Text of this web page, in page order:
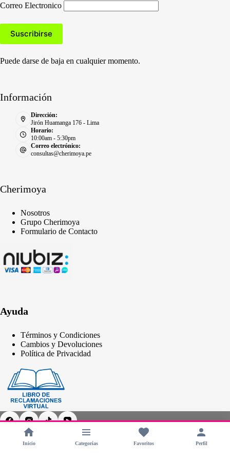
Correo Electronico
Puede darse de baja en cualquier momento.
Información
Dirección:
Jirón Huamanga 176 - Lima
Horario:
10:00am - 5:30pm
Correo electrónico:
consultas@cherimoya.pe
Cherimoya
Nosotros
Grupo Cherimoya
Formulario de Contacto
Ayuda
Términos y Condiciones
Cambios y Devoluciones
Política de Privacidad
Copyright © 2026 - CHERIMOYA Perú
Inicio Categorías Favoritos Perfil